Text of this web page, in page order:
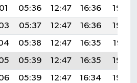
05:36 12:47 16:36
19:49
05:37 12:47 16:36
19:48
05:38 12:47 16:35
19:47
05:39 12:47 16:35
19:46
05:39 12:47 16:34
19:45